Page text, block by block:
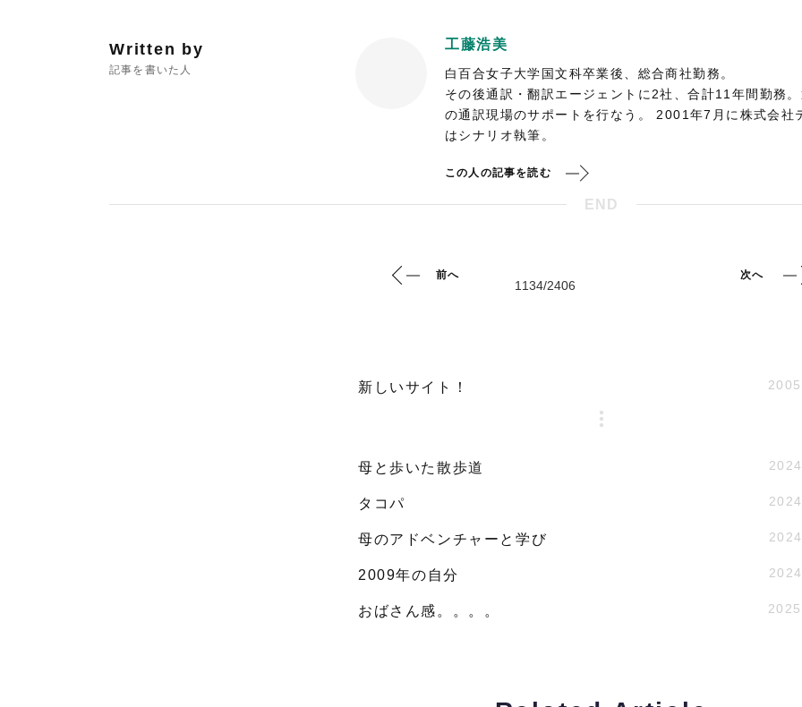
Written by
記事を書いた人
工藤浩美
白百合女子大学国文科卒業後、総合商社勤務。
その後通訳・翻訳エージェントに2社、合計11年間勤務
の通訳現場のサポートを行なう。 2001年7月に株式会
はシナリオ執筆。
この人の記事を読む
END
前へ 次へ
新しいサイト！
母と歩いた散歩道
タコパ
母のアドベンチャーと学び
2009年の自分
おばさん感。。。。